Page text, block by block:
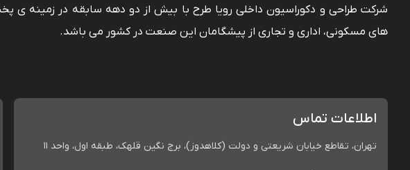
شرکت طراحی و دکوراسیون داخلی رویا طرح با بیش از دو دهه سابقه در زمینه ی
های مسکونی، اداری و تجاری از پیشگامان این صنعت در کشور می باشد.
اطلاعات تماس
تهران، تقاطع خیابان شریعتی و دولت (کلاهدوز)، برج نگین قلهک، طبقه اول، واحد 11